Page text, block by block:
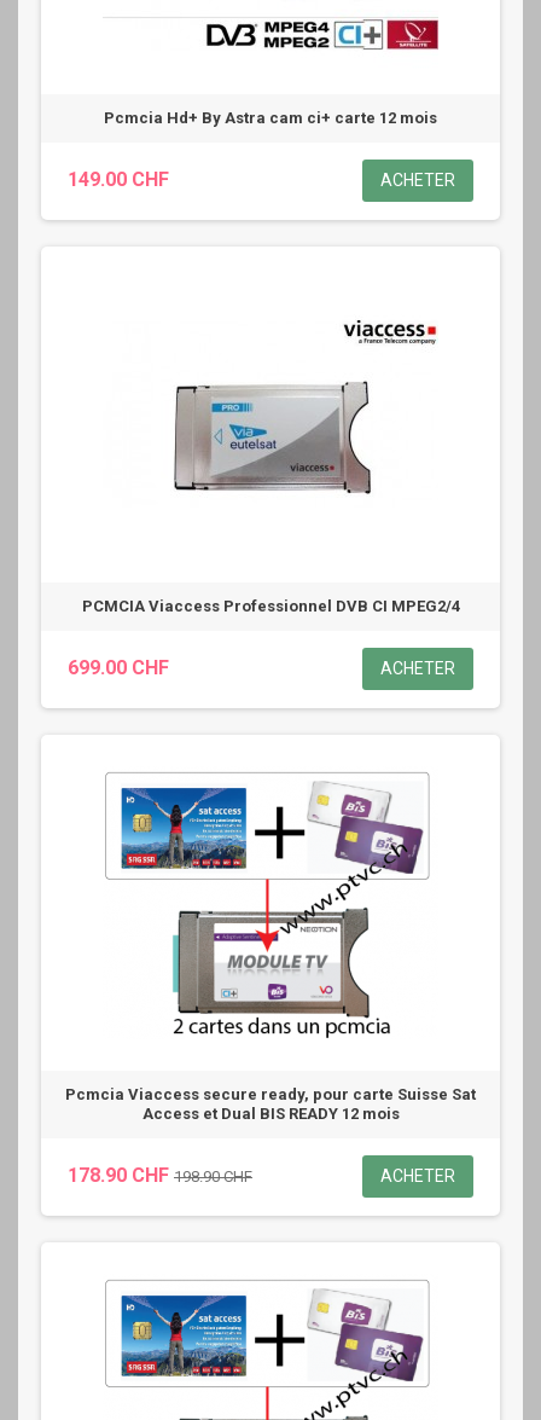
Pcmcia Hd+ By Astra cam ci+ carte 12 mois
149.00 CHF ACHETER
PCMCIA Viaccess Professionnel DVB CI MPEG2/4
699.00 CHF ACHETER
Pcmcia Viaccess secure ready, pour carte Suisse Sat
Access et Dual BIS READY 12 mois
178.90 CHF 198.90 CHF ACHETER